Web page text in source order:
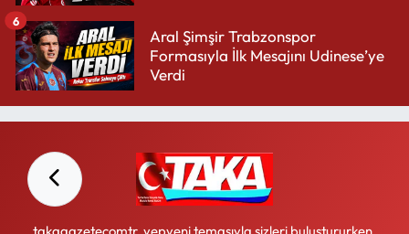
Aral Şimşir Trabzonspor
Formasıyla İlk Mesajını Udinese’ye
Verdi
6